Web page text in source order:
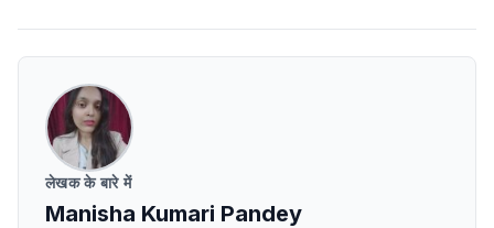
लेखक के बारे में
Manisha Kumari Pandey